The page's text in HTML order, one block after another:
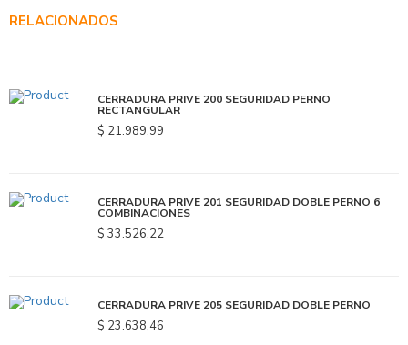
RELACIONADOS
CERRADURA PRIVE 200 SEGURIDAD PERNO
RECTANGULAR
$ 21.989,99
CERRADURA PRIVE 201 SEGURIDAD DOBLE PERNO 6
COMBINACIONES
$ 33.526,22
CERRADURA PRIVE 205 SEGURIDAD DOBLE PERNO
$ 23.638,46